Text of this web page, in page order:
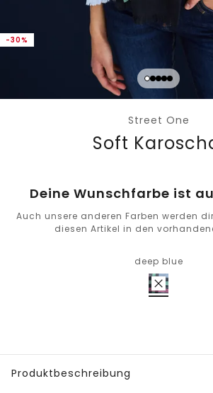
-30%
Street One
Soft
Deine Wunschfarbe ist
Auch unsere anderen Farben werden
diesen Artikel in den
deep blue
Produktbeschreibung